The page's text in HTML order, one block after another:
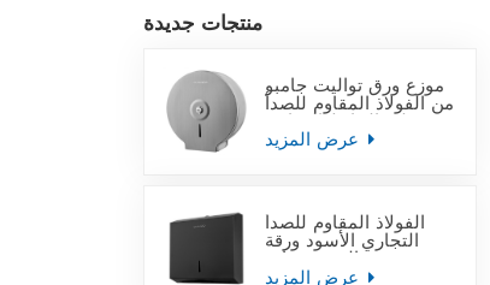
منتجات جديدة
موزع ورق تواليت جامبو
من الفولاذ المقاوم للصدأ
على الحائط التجاري
الفولاذ المقاوم للصدأ
التجاري الأسود ورقة
منشفة اليد موزعات